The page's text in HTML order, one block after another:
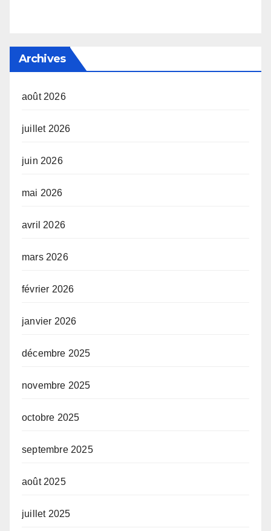
Archives
août 2026
juillet 2026
juin 2026
mai 2026
avril 2026
mars 2026
février 2026
janvier 2026
décembre 2025
novembre 2025
octobre 2025
septembre 2025
août 2025
juillet 2025